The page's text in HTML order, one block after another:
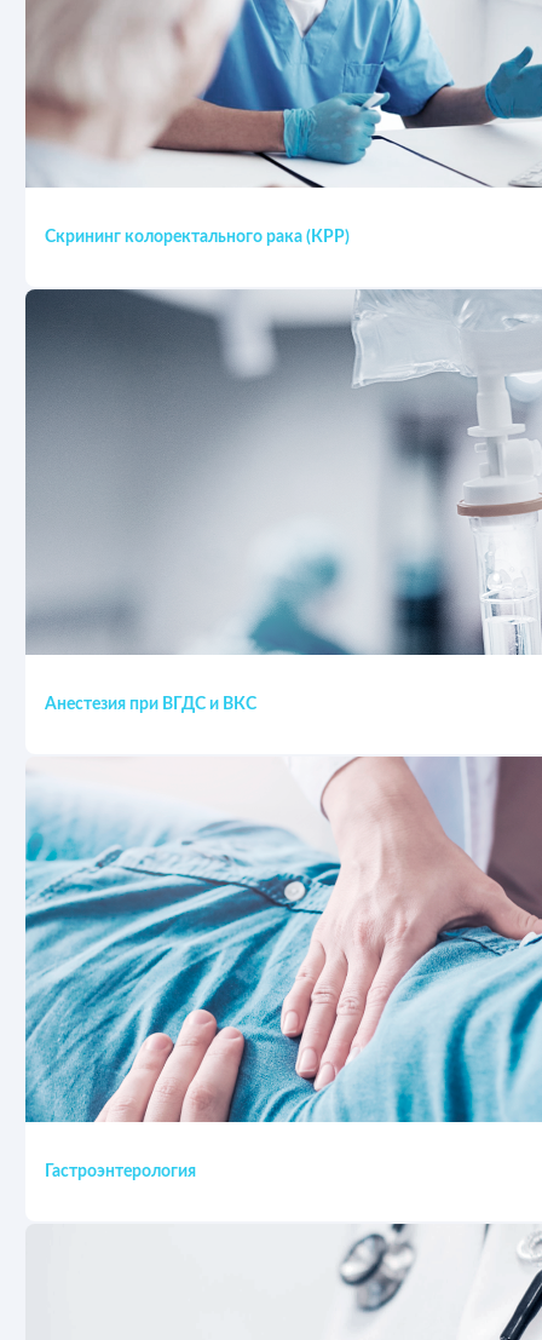
Скрининг колоректального рака (КРР)
Анестезия при ВГДС и ВКС
Гастроэнтерология